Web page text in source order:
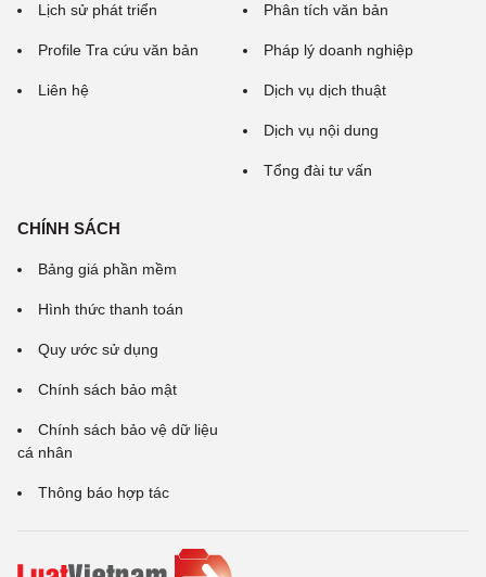
Lịch sử phát triển
Profile Tra cứu văn bản
Liên hệ
Phân tích văn bản
Pháp lý doanh nghiệp
Dịch vụ dịch thuật
Dịch vụ nội dung
Tổng đài tư vấn
CHÍNH SÁCH
Bảng giá phần mềm
Hình thức thanh toán
Quy ước sử dụng
Chính sách bảo mật
Chính sách bảo vệ dữ liệu
cá nhân
Thông báo hợp tác